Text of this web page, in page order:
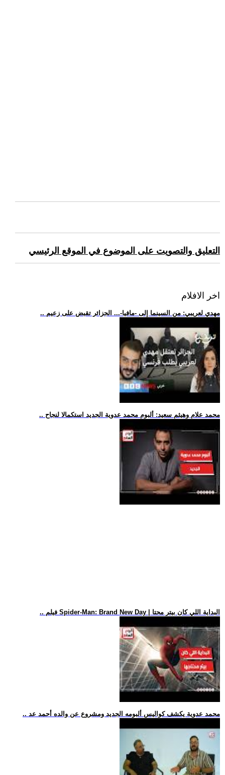
التعليق والتصويت على الموضوع في الموقع الرئيسي
اخر الافلام
.. مهدي لعريبي: من السينما إلى -مافيا-... الجزائر تقبض على زعيم
.. محمد علام وهيثم سعيد: ألبوم محمد عدوية الجديد استكمالا لنجاح
.. فيلم Spider-Man: Brand New Day | البداية اللي كان بيتر محتا
.. محمد عدوية يكشف كواليس ألبومه الجديد ومشروع عن والده أحمد عد